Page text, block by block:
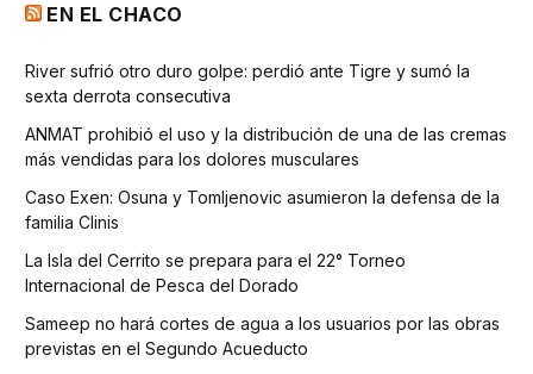
EN EL CHACO
River sufrió otro duro golpe: perdió ante Tigre y sumó la
sexta derrota consecutiva
ANMAT prohibió el uso y la distribución de una de las cremas
más vendidas para los dolores musculares
Caso Exen: Osuna y Tomljenovic asumieron la defensa de la
familia Clinis
La Isla del Cerrito se prepara para el 22° Torneo
Internacional de Pesca del Dorado
Sameep no hará cortes de agua a los usuarios por las obras
previstas en el Segundo Acueducto